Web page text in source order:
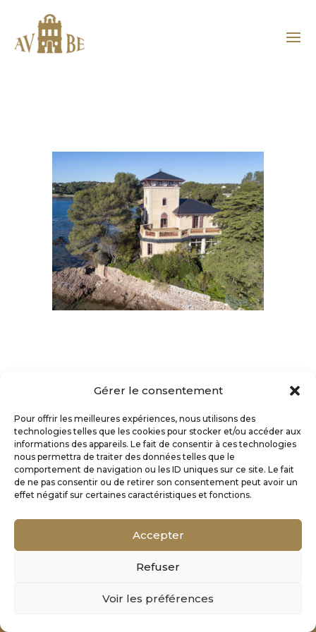
Gérer le consentement
Pour offrir les meilleures expériences, nous utilisons des
technologies telles que les cookies pour stocker et/ou accéder aux
informations des appareils. Le fait de consentir à ces technologies
nous permettra de traiter des données telles que le
comportement de navigation ou les ID uniques sur ce site. Le fait
de ne pas consentir ou de retirer son consentement peut avoir un
effet négatif sur certaines caractéristiques et fonctions.
Accepter
Refuser
Voir les préférences
Mentions Légales